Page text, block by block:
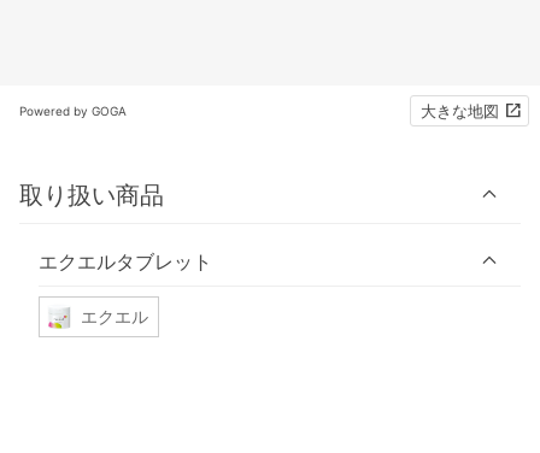
Powered by GOGA 大きな地図
取り扱い商品
エクエルタブレット
エクエル